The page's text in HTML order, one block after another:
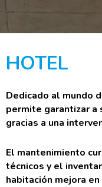
HOTEL
Dedicado al mundo
permite garantizar
gracias a una
El mantenimiento
técnicos y el
habitación mejora